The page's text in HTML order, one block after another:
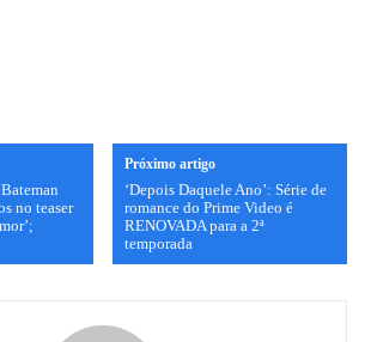
no teaser
Próximo artigo
‘Depois Daquele Ano’: Série de
romance do Prime Video é
RENOVADA para a 2ª
temporada